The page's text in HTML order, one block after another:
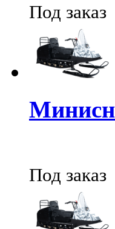
Под заказ
Под заказ